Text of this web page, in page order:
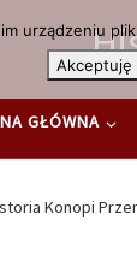
GŁÓWNA
Konopi
urządzeniu
Akceptuję